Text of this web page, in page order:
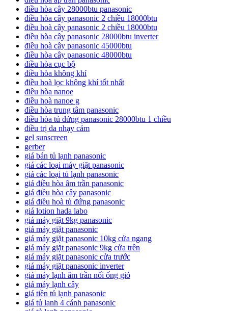
điều hòa cây 28000btu panasonic
điều hòa cây panasonic 2 chiều 18000btu
điều hoà cây panasonic 2 chiều 18000btu
điều hòa cây panasonic 28000btu inverter
điều hoà cây panasonic 45000btu
điều hòa cây panasonic 48000btu
điều hòa cục bộ
điều hòa không khí
điều hoà lọc không khí tốt nhất
điều hòa nanoe
điều hoà nanoe g
điều hòa trung tâm panasonic
điều hòa tủ đứng panasonic 28000btu 1 chiều
điều trị da nhạy cảm
gel sunscreen
gerber
giá bán tủ lạnh panasonic
giá các loại máy giặt panasonic
giá các loại tủ lạnh panasonic
giá điều hòa âm trần panasonic
giá điều hòa cây panasonic
giá điều hoà tủ đứng panasonic
giá lotion hada labo
giá máy giặt 9kg panasonic
giá máy giặt panasonic
giá máy giặt panasonic 10kg cửa ngang
giá máy giặt panasonic 9kg cửa trên
giá máy giặt panasonic cửa trước
giá máy giặt panasonic inverter
giá máy lạnh âm trần nối ống gió
giá máy lạnh cây
giá tiền tủ lạnh panasonic
giá tủ lạnh 4 cánh panasonic